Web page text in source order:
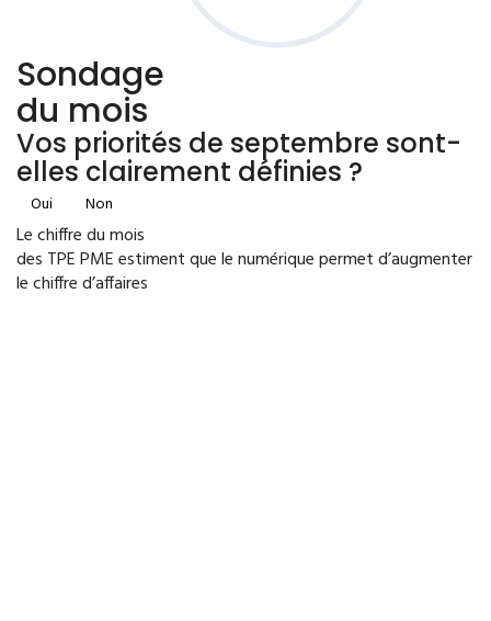
Sondage
du mois
Vos priorités de septembre sont-
elles clairement définies ?
Oui Non
Le chiffre du mois
des TPE PME estiment que le numérique permet d’augmenter
le chiffre d’affaires